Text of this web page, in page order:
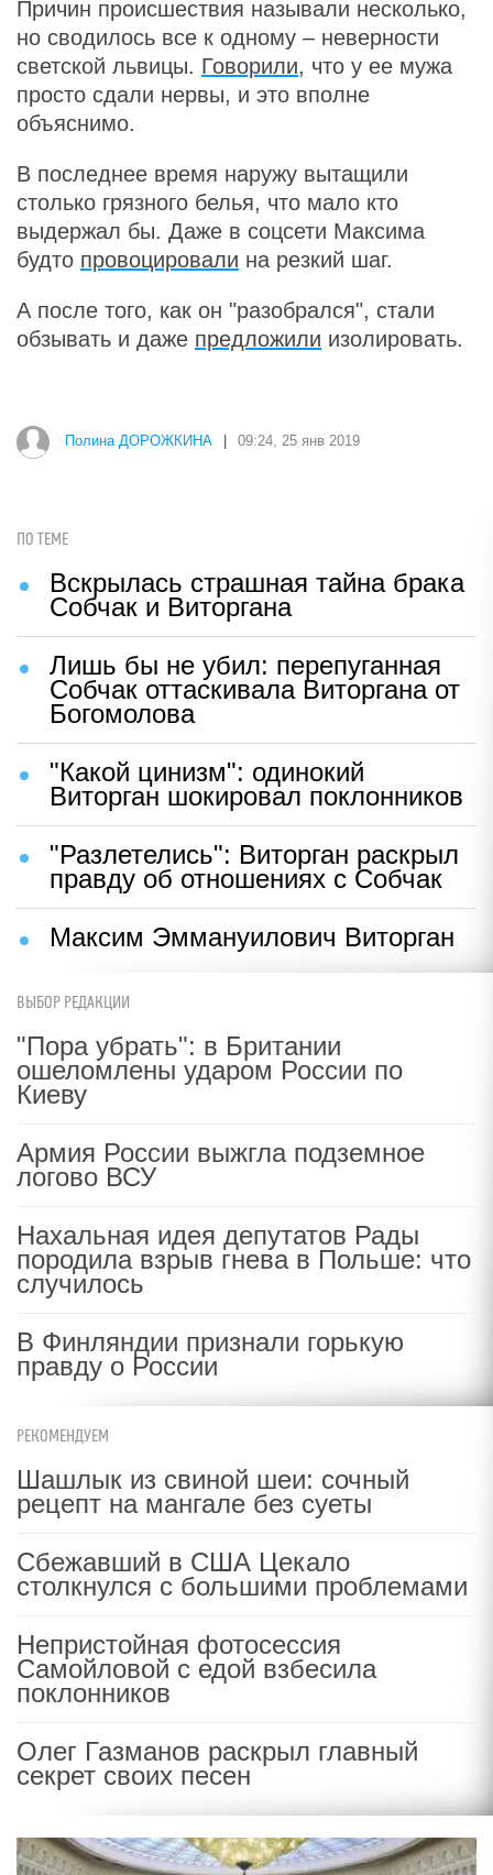
Причин происшествия называли несколько,
но сводилось все к одному – неверности
светской львицы. Говорили, что у ее мужа
просто сдали нервы, и это вполне
объяснимо.
В последнее время наружу вытащили
столько грязного белья, что мало кто
выдержал бы. Даже в соцсети Максима
будто провоцировали на резкий шаг.
А после того, как он "разобрался", стали
обзывать и даже предложили изолировать.
Полина ДОРОЖКИНА 09:24, 25 янв 2019
ПО ТЕМЕ
Вскрылась страшная тайна брака
Собчак и Виторгана
Лишь бы не убил: перепуганная
Собчак оттаскивала Виторгана от
Богомолова
"Какой цинизм": одинокий
Виторган шокировал поклонников
"Разлетелись": Виторган раскрыл
правду об отношениях с Собчак
Максим Эммануилович Виторган
ВЫБОР РЕДАКЦИИ
"Пора убрать": в Британии
ошеломлены ударом России по
Киеву
Армия России выжгла подземное
логово ВСУ
Нахальная идея депутатов Рады
породила взрыв гнева в Польше: что
случилось
В Финляндии признали горькую
правду о России
РЕКОМЕНДУЕМ
Шашлык из свиной шеи: сочный
рецепт на мангале без суеты
Сбежавший в США Цекало
столкнулся с большими проблемами
Непристойная фотосессия
Самойловой с едой взбесила
поклонников
Олег Газманов раскрыл главный
секрет своих песен